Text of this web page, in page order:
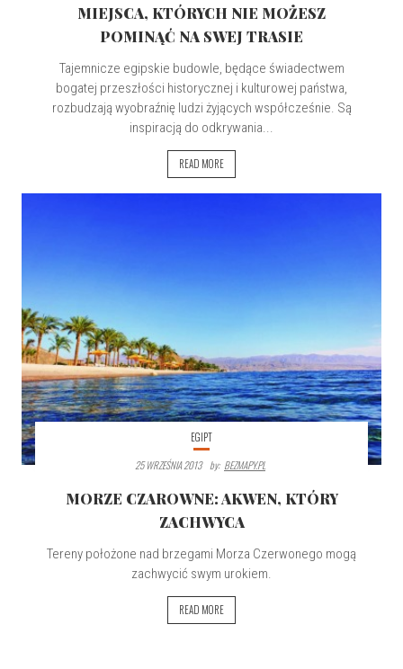
MIEJSCA, KTÓRYCH NIE MOŻESZ
POMINĄĆ NA SWEJ TRASIE
Tajemnicze egipskie budowle, będące świadectwem
bogatej przeszłości historycznej i kulturowej państwa,
rozbudzają wyobraźnię ludzi żyjących współcześnie. Są
inspiracją do odkrywania...
READ MORE
EGIPT
25 WRZEŚNIA 2013 By: BEZMAPY.PL
MORZE CZAROWNE: AKWEN, KTÓRY
ZACHWYCA
Tereny położone nad brzegami Morza Czerwonego mogą
zachwycić swym urokiem.
READ MORE